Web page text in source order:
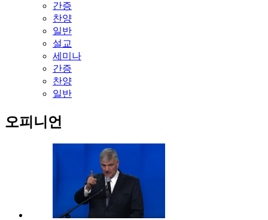
간증
찬양
일반
설교
세미나
간증
찬양
일반
오피니언